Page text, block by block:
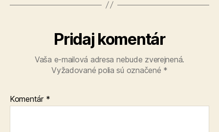
Pridaj komentár
Vaša e-mailová adresa nebude zverejnená.
Vyžadované polia sú označené *
Komentár *